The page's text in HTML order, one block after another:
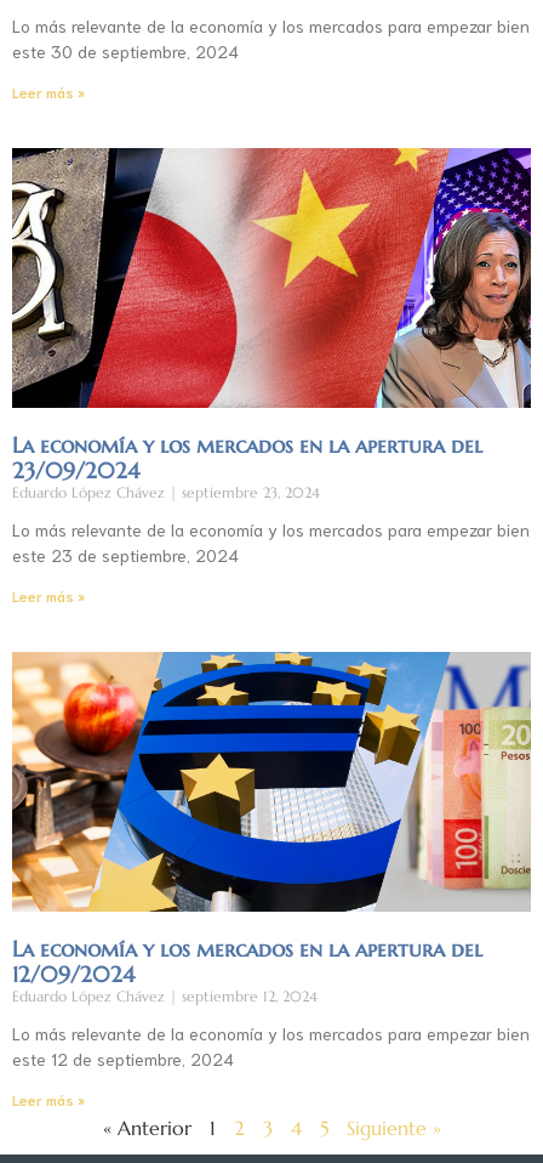
Lo más relevante de la economía y los mercados para empezar bien
este 30 de septiembre, 2024
Leer más »
La economía y los mercados en la apertura del
23/09/2024
Eduardo López Chávez septiembre 23, 2024
Lo más relevante de la economía y los mercados para empezar bien
este 23 de septiembre, 2024
Leer más »
La economía y los mercados en la apertura del
12/09/2024
Eduardo López Chávez septiembre 12, 2024
Lo más relevante de la economía y los mercados para empezar bien
este 12 de septiembre, 2024
Leer más »
« Anterior 1 2 3 4 5 Siguiente »